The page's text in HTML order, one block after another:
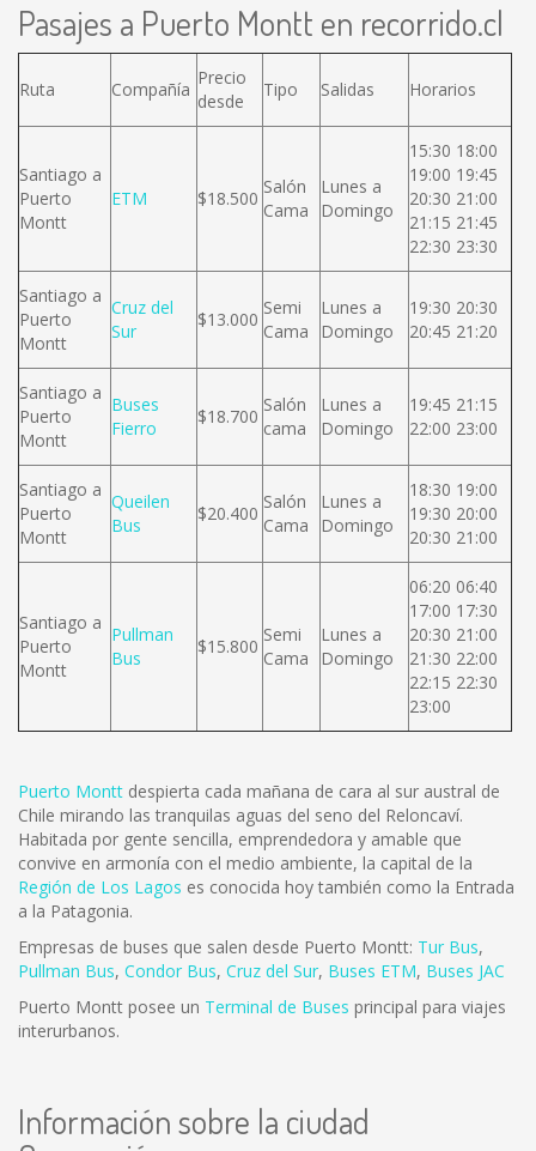
Pasajes a Puerto Montt en recorrido.cl
Ruta Compañía
Precio
desde
Tipo Salidas Horarios
Santiago a
Puerto
Montt
ETM $18.500
Salón
Cama
Lunes a
Domingo
15:30 18:00
19:00 19:45
20:30 21:00
21:15 21:45
22:30 23:30
Santiago a
Puerto
Montt
Cruz del
Sur
$13.000
Semi
Cama
Lunes a
Domingo
19:30 20:30
20:45 21:20
Santiago a
Puerto
Montt
Buses
Fierro
$18.700
Salón
cama
Lunes a
Domingo
19:45 21:15
22:00 23:00
Santiago a
Puerto
Montt
Queilen
Bus
$20.400
Salón
Cama
Lunes a
Domingo
18:30 19:00
19:30 20:00
20:30 21:00
Santiago a
Puerto
Montt
Pullman
Bus
$15.800
Semi
Cama
Lunes a
Domingo
06:20 06:40
17:00 17:30
20:30 21:00
21:30 22:00
22:15 22:30
23:00
Puerto Montt despierta cada mañana de cara al sur austral de
Chile mirando las tranquilas aguas del seno del Reloncaví.
Habitada por gente sencilla, emprendedora y amable que
convive en armonía con el medio ambiente, la capital de la
Región de Los Lagos es conocida hoy también como la Entrada
a la Patagonia.
Empresas de buses que salen desde Puerto Montt: Tur Bus,
Pullman Bus, Condor Bus, Cruz del Sur, Buses ETM, Buses JAC
Puerto Montt posee un Terminal de Buses principal para viajes
interurbanos.
Información sobre la ciudad